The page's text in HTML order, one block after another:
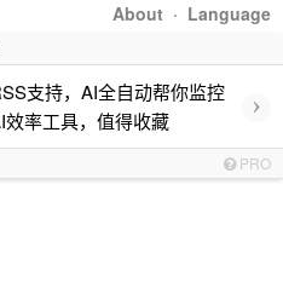
About · Language
支持，AI全自动帮你监控
率工具，值得收藏
›
PRO